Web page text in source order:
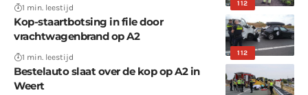
112
1 min. leestijd
112
Kop-staartbotsing in file door
vrachtwagenbrand op A2
1 min. leestijd
Bestelauto slaat over de kop op A2 in
Weert